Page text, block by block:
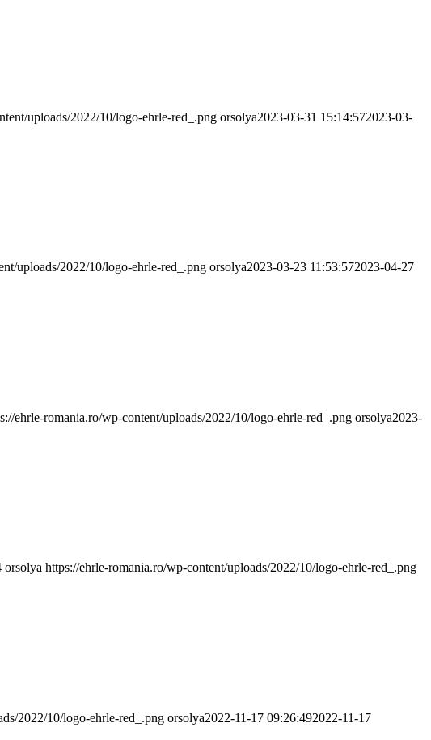
uploads/2022/10/logo-ehrle-red_.png orsolya2023-03-31 15:14:572023-03-
uploads/2022/10/logo-ehrle-red_.png orsolya2023-03-23 11:53:572023-04-27
ehrle-romania.ro/wp-content/uploads/2022/10/logo-ehrle-red_.png orsolya2023-
orsolya https://ehrle-romania.ro/wp-content/uploads/2022/10/logo-ehrle-red_.png
2022/10/logo-ehrle-red_.png orsolya2022-11-17 09:26:492022-11-17